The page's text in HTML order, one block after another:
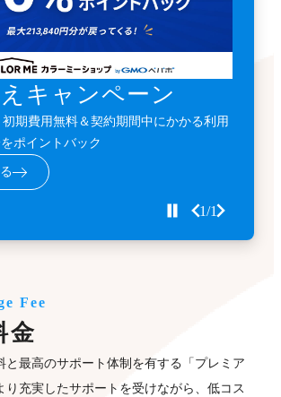
キャンペーン
初期費用無料＆契約期間中にかかる利用
ポイントバック
1/1
Fee
金
と最高のサポート体制を有する「プレミア
り充実したサポートを受けながら、低コス